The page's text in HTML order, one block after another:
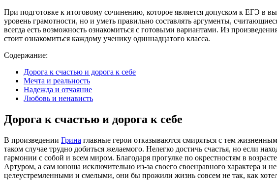
При подготовке к итоговому сочинению, которое является допуском к ЕГЭ в
уровень грамотности, но и уметь правильно составлять аргументы,
всегда есть возможность ознакомиться с готовыми вариантами. Из
стоит ознакомиться каждому ученику одиннадцатого класса.
Содержание:
Дорога к счастью и дорога к себе
Мечта и реальность
Надежда и отчаяние
Любовь и ненависть
Дорога к счастью и дорога к себе
В произведении Грина главные герои отказываются смиряться с тем
таком случае трудно добиться желаемого. Нелегко достичь счастья, но если
гармонии с собой и всем миром. Благодаря прогулке по окрестностям в
Артуром, а сам юноша исключительно из-за своего своенравного характера и
целеустремленными и смелыми, они бы прожили жизнь совсем не так, как